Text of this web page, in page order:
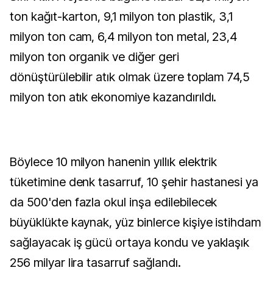
ton kağıt-karton, 9,1 milyon ton plastik, 3,1
milyon ton cam, 6,4 milyon ton metal, 23,4
milyon ton organik ve diğer geri
dönüştürülebilir atık olmak üzere toplam 74,5
milyon ton atık ekonomiye kazandırıldı.
Böylece 10 milyon hanenin yıllık elektrik
tüketimine denk tasarruf, 10 şehir hastanesi ya
da 500'den fazla okul inşa edilebilecek
büyüklükte kaynak, yüz binlerce kişiye istihdam
sağlayacak iş gücü ortaya kondu ve yaklaşık
256 milyar lira tasarruf sağlandı.